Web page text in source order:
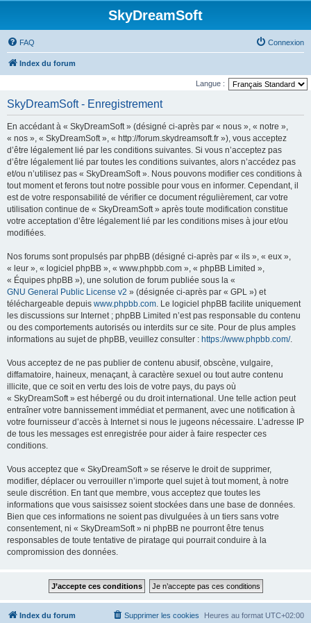
SkyDreamSoft
FAQ Connexion
Index du forum
Langue :
SkyDreamSoft - Enregistrement
En accédant à « SkyDreamSoft » (désigné ci-après par « nous », « notre »,
« nos », « SkyDreamSoft », « http://forum.skydreamsoft.fr »), vous acceptez
d’être légalement lié par les conditions suivantes. Si vous n’acceptez pas
d’être légalement lié par toutes les conditions suivantes, alors n’accédez pas
et/ou n’utilisez pas « SkyDreamSoft ». Nous pouvons modifier ces conditions à
tout moment et ferons tout notre possible pour vous en informer. Cependant, il
est de votre responsabilité de vérifier ce document régulièrement, car votre
utilisation continue de « SkyDreamSoft » après toute modification constitue
votre acceptation d’être légalement lié par les conditions mises à jour et/ou
modifiées.
Nos forums sont propulsés par phpBB (désigné ci-après par « ils », « eux »,
« leur », « logiciel phpBB », « www.phpbb.com », « phpBB Limited »,
« Équipes phpBB »), une solution de forum publiée sous la «
GNU General Public License v2 » (désignée ci-après par « GPL ») et
téléchargeable depuis www.phpbb.com. Le logiciel phpBB facilite uniquement
les discussions sur Internet ; phpBB Limited n’est pas responsable du contenu
ou des comportements autorisés ou interdits sur ce site. Pour de plus amples
informations au sujet de phpBB, veuillez consulter : https://www.phpbb.com/.
Vous acceptez de ne pas publier de contenu abusif, obscène, vulgaire,
diffamatoire, haineux, menaçant, à caractère sexuel ou tout autre contenu
illicite, que ce soit en vertu des lois de votre pays, du pays où
« SkyDreamSoft » est hébergé ou du droit international. Une telle action peut
entraîner votre bannissement immédiat et permanent, avec une notification à
votre fournisseur d’accès à Internet si nous le jugeons nécessaire. L’adresse IP
de tous les messages est enregistrée pour aider à faire respecter ces
conditions.
Vous acceptez que « SkyDreamSoft » se réserve le droit de supprimer,
modifier, déplacer ou verrouiller n’importe quel sujet à tout moment, à notre
seule discrétion. En tant que membre, vous acceptez que toutes les
informations que vous saisissez soient stockées dans une base de données.
Bien que ces informations ne soient pas divulguées à un tiers sans votre
consentement, ni « SkyDreamSoft » ni phpBB ne pourront être tenus
responsables de toute tentative de piratage qui pourrait conduire à la
compromission des données.
Index du forum Heures au format UTC+02:00
Supprimer les cookies